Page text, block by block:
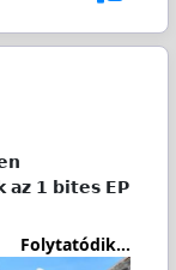
𝗮𝘇 𝟭 𝗯𝗶𝘁𝗲𝘀 𝗘𝗣
Folytatódik...